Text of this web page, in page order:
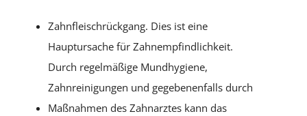
Zahnfleischrückgang. Dies ist eine
Hauptursache für Zahnempfindlichkeit.
Durch regelmäßige Mundhygiene,
Zahnreinigungen und gegebenenfalls durch
Maßnahmen des Zahnarztes kann das